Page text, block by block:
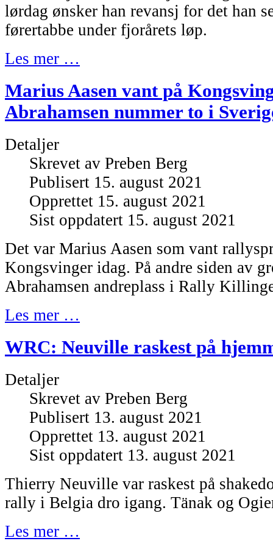
lørdag ønsker han revansj for det han
førertabbe under fjorårets løp.
Les mer …
Marius Aasen vant på
Abrahamsen nummer to i
Detaljer
Skrevet av Preben Berg
Publisert 15. august 2021
Opprettet 15. august 2021
Sist oppdatert 15. august 2021
Det var Marius Aasen som vant
Kongsvinger idag. På andre siden av
Abrahamsen andreplass i Rally
Les mer …
WRC: Neuville raskest på
Detaljer
Skrevet av Preben Berg
Publisert 13. august 2021
Opprettet 13. august 2021
Sist oppdatert 13. august 2021
Thierry Neuville var raskest på
rally i Belgia dro igang. Tänak og
Les mer …